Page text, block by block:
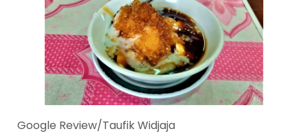
Google Review/Taufik Widjaja